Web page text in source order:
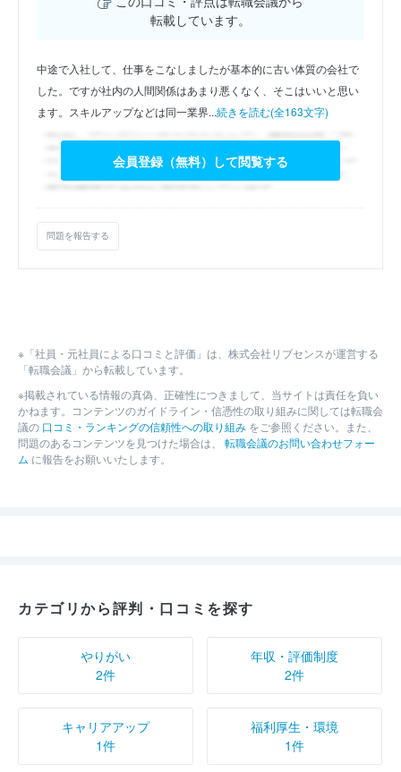
転載しています。
中途で入社して、仕事をこなしましたが基本的に古い体質の会社で
した。ですが社内の人間関係はあまり悪くなく、そこはいいと思い
ます。スキルアップなどは同一業界...続きを読む(全163文字)
会員登録（無料）して閲覧する
問題を報告する
※「社員・元社員による口コミと評価」は、株式会社リブセンスが運営する
「転職会議」から転載しています。
※掲載されている情報の真偽、正確性につきまして、当サイトは責任を負い
かねます。コンテンツのガイドライン・信憑性の取り組みに関しては転職会
議の 口コミ・ランキングの信頼性への取り組み をご参照ください。また、
問題のあるコンテンツを見つけた場合は、 転職会議のお問い合わせフォー
ム に報告をお願いいたします。
カテゴリから評判・口コミを探す
やりがい
2件
年収・評価制度
2件
キャリアアップ
1件
福利厚生・環境
1件